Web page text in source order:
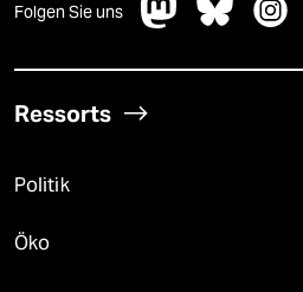
Folgen Sie uns
Ressorts
Politik
Öko